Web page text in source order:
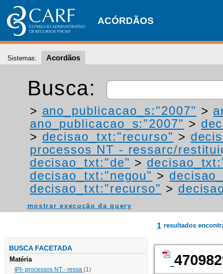
ACÓRDÃOS
Sistemas: Acordãos
Busca:
> ano_publicacao_s:"2007" >
ano_publicacao_s:"2007" >
> decisao_txt:"recurso" >
processos NT - ressarc/
decisao_txt:"de" >
decisao_txt:"negou" >
decisao_txt:"recurso" >
mostrar execução da query
BUSCA FACETADA
Matéria
IPI- processos NT - ressa (1)
1 resultados